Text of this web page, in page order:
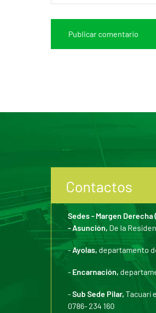
Contactos
Sedes - Margen Derecha
- Asunción, De la
-Ayolas, departamento
- Encarnación,
-Sub Sede Pilar, Tacuarí
0786- 234 160